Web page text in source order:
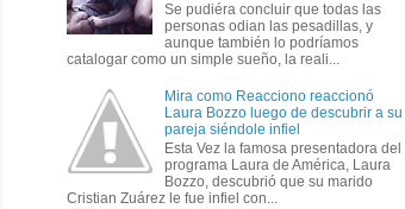
Se pudiéra concluir que todas las
personas odian las pesadillas, y
aunque también lo podríamos
catalogar como un simple sueño, la reali...
Mira como Reacciono reaccionó
Laura Bozzo luego de descubrir a su
pareja siéndole infiel
Esta Vez la famosa presentadora del
programa Laura de América, Laura
Bozzo, descubrió que su marido
Cristian Zuárez le fue infiel con...